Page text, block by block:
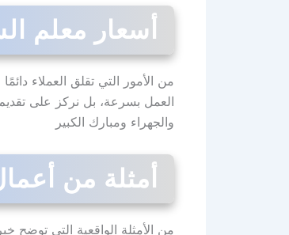
أسعار معلم
من الأمور التي تقلق العملاء
العمل بسرعة، بل نركز على تقديم
والجهراء ومبارك الكبير
أمثلة من
من الأمثلة الواقعية التي